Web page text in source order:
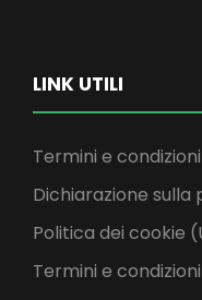
LINK UTILI
Termini e condizioni
Dichiarazione sulla
Politica dei cookie
Termini e condizioni